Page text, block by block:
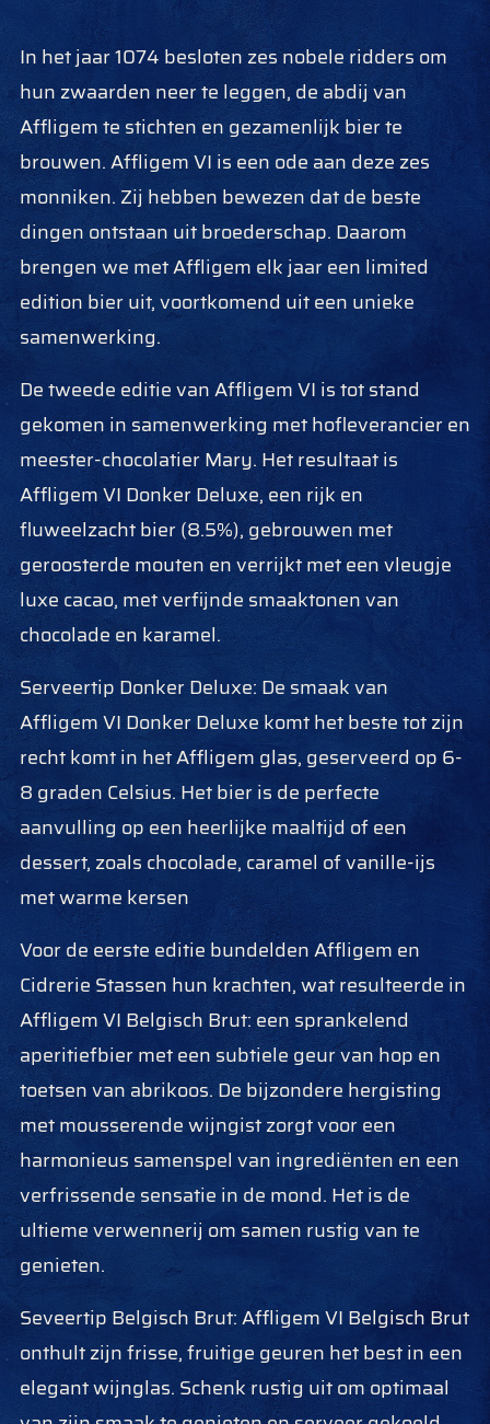
In het jaar 1074 besloten zes nobele ridders om
hun zwaarden neer te leggen, de abdij van
Affligem te stichten en gezamenlijk bier te
brouwen. Affligem VI is een ode aan deze zes
monniken. Zij hebben bewezen dat de beste
dingen ontstaan uit broederschap. Daarom
brengen we met Affligem elk jaar een limited
edition bier uit, voortkomend uit een unieke
samenwerking.
De tweede editie van Affligem VI is tot stand
gekomen in samenwerking met hofleverancier en
meester-chocolatier Mary. Het resultaat is
Affligem VI Donker Deluxe, een rijk en
fluweelzacht bier (8.5%), gebrouwen met
geroosterde mouten en verrijkt met een vleugje
luxe cacao, met verfijnde smaaktonen van
chocolade en karamel.
Serveertip Donker Deluxe: De smaak van
Affligem VI Donker Deluxe komt het beste tot zijn
recht komt in het Affligem glas, geserveerd op 6-
8 graden Celsius. Het bier is de perfecte
aanvulling op een heerlijke maaltijd of een
dessert, zoals chocolade, caramel of vanille-ijs
met warme kersen
Voor de eerste editie bundelden Affligem en
Cidrerie Stassen hun krachten, wat resulteerde in
Affligem VI Belgisch Brut: een sprankelend
aperitiefbier met een subtiele geur van hop en
toetsen van abrikoos. De bijzondere hergisting
met mousserende wijngist zorgt voor een
harmonieus samenspel van ingrediënten en een
verfrissende sensatie in de mond. Het is de
ultieme verwennerij om samen rustig van te
genieten.
Seveertip Belgisch Brut: Affligem VI Belgisch Brut
onthult zijn frisse, fruitige geuren het best in een
elegant wijnglas. Schenk rustig uit om optimaal